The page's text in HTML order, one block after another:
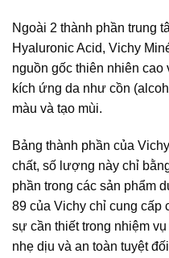
Ngoài 2 thành phần trung
Hyaluronic Acid, Vichy
nguồn gốc thiên nhiên
kích ứng da như cồn
màu và tạo mùi.
Bảng thành phần của
chất, số lượng này chỉ
phần trong các sản phẩm
89 của Vichy chỉ cung cấp
sự cần thiết trong nhiệm
nhẹ dịu và an toàn tuyệt